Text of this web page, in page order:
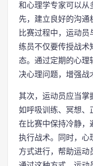
和心理学专家可以从
先，建立良好的沟通
比赛过程中，运动
练员不仅要传授战术
态。通过定期的心
决心理问题，增强战
其次，运动员应当掌
如呼吸训练、冥想、
在比赛中保持冷静，
执行战术。同时，心
方式进行，帮助运动